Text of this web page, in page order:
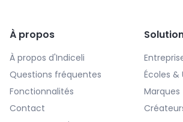
À propos
À propos d'Indiceli
Questions fréquentes
Fonctionnalités
Contact
Écoles &
Marques